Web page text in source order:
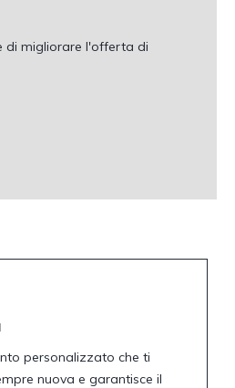
di migliorare l'offerta di
personalizzato che ti
nuova e garantisce il